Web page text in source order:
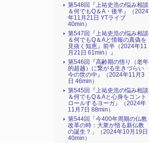
第548回『上祐史浩の悩み相談
＆何でもQ＆A・後半』（2024
年11月21日 YTライブ
40min）
第547回『上祐史浩の悩み相談
＆何でもQ＆Aと情報の真偽を
見抜く知恵』前半（2024年11
月21日 61min）』
第546回『高齢期の悟り（老年
的超越）に繋がる生きづらい
今の世の中』（2024年11月3
日 46min）
第545回『上祐史浩の悩み相談
＆何でもQ＆Aと心身をコント
ロールするヨーガ』（2024年
11月7日 88min）
第544回「今400年周期の仏教
改革の時：大衆が悟る新仏教
の誕生？」（2024年10月19日
40min）